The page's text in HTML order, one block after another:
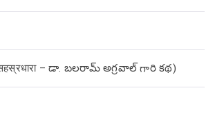
– డా. బలరామ్ అగ్రవాల్ గారి కథ)